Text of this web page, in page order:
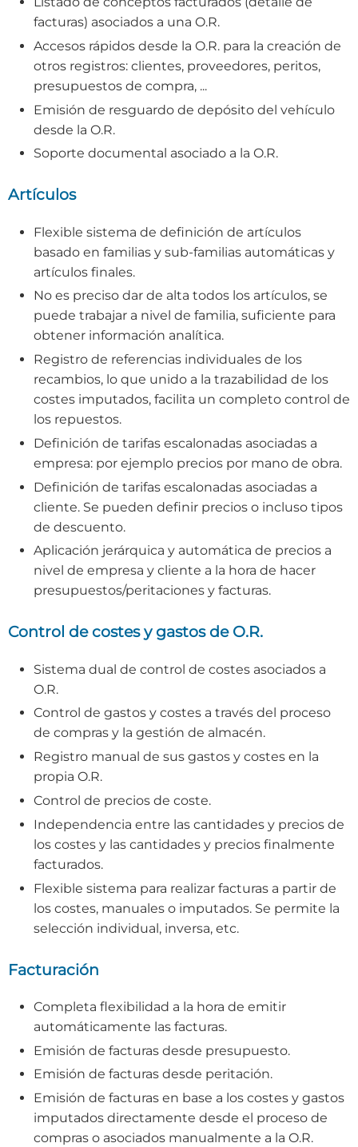
facturas) asociados a una O.R.
Accesos rápidos desde la O.R. para la creación de
otros registros: clientes, proveedores, peritos,
presupuestos de compra, ...
Emisión de resguardo de depósito del vehículo
desde la O.R.
Soporte documental asociado a la O.R.
Artículos
Flexible sistema de definición de artículos
basado en familias y sub-familias automáticas y
artículos finales.
No es preciso dar de alta todos los artículos, se
puede trabajar a nivel de familia, suficiente para
obtener información analítica.
Registro de referencias individuales de los
recambios, lo que unido a la trazabilidad de los
costes imputados, facilita un completo control de
los repuestos.
Definición de tarifas escalonadas asociadas a
empresa: por ejemplo precios por mano de obra.
Definición de tarifas escalonadas asociadas a
cliente. Se pueden definir precios o incluso tipos
de descuento.
Aplicación jerárquica y automática de precios a
nivel de empresa y cliente a la hora de hacer
presupuestos/peritaciones y facturas.
Control de costes y gastos de O.R.
Sistema dual de control de costes asociados a
O.R.
Control de gastos y costes a través del proceso
de compras y la gestión de almacén.
Registro manual de sus gastos y costes en la
propia O.R.
Control de precios de coste.
Independencia entre las cantidades y precios de
los costes y las cantidades y precios finalmente
facturados.
Flexible sistema para realizar facturas a partir de
los costes, manuales o imputados. Se permite la
selección individual, inversa, etc.
Facturación
Completa flexibilidad a la hora de emitir
automáticamente las facturas.
Emisión de facturas desde presupuesto.
Emisión de facturas desde peritación.
Emisión de facturas en base a los costes y gastos
imputados directamente desde el proceso de
compras o asociados manualmente a la O.R.